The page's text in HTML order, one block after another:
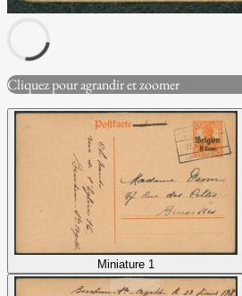
Cliquez pour agrandir et zoomer
Miniature 1